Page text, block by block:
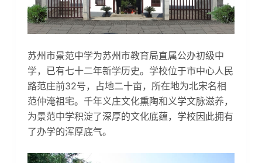
苏州市景范中学为苏州市教育局直属公办初级中
学，已有七十二年新学历史。学校位于市中心人民
路范庄前32号，占地二十亩，所在地为北宋名相
范仲淹祖宅。千年义庄文化熏陶和义学文脉滋养，
为景范中学积淀了深厚的文化底蕴，学校因此拥有
了办学的浑厚底气。